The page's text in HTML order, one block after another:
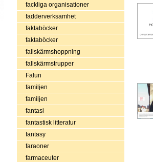
fackliga organisationer
fadderverksamhet
faktaböcker
faktaböcker
fallskärmshoppning
fallskärmstrupper
Falun
familjen
familjen
fantasi
fantastisk litteratur
fantasy
faraoner
farmaceuter